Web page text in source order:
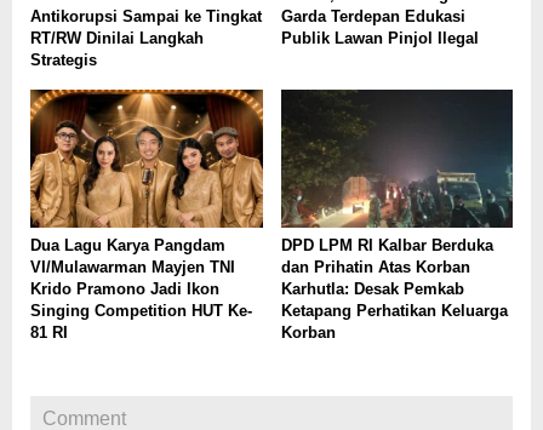
Antikorupsi Sampai ke Tingkat
RT/RW Dinilai Langkah
Strategis
Garda Terdepan Edukasi
Publik Lawan Pinjol Ilegal
Dua Lagu Karya Pangdam
VI/Mulawarman Mayjen TNI
Krido Pramono Jadi Ikon
Singing Competition HUT Ke-
81 RI
DPD LPM RI Kalbar Berduka
dan Prihatin Atas Korban
Karhutla: Desak Pemkab
Ketapang Perhatikan Keluarga
Korban
Comment